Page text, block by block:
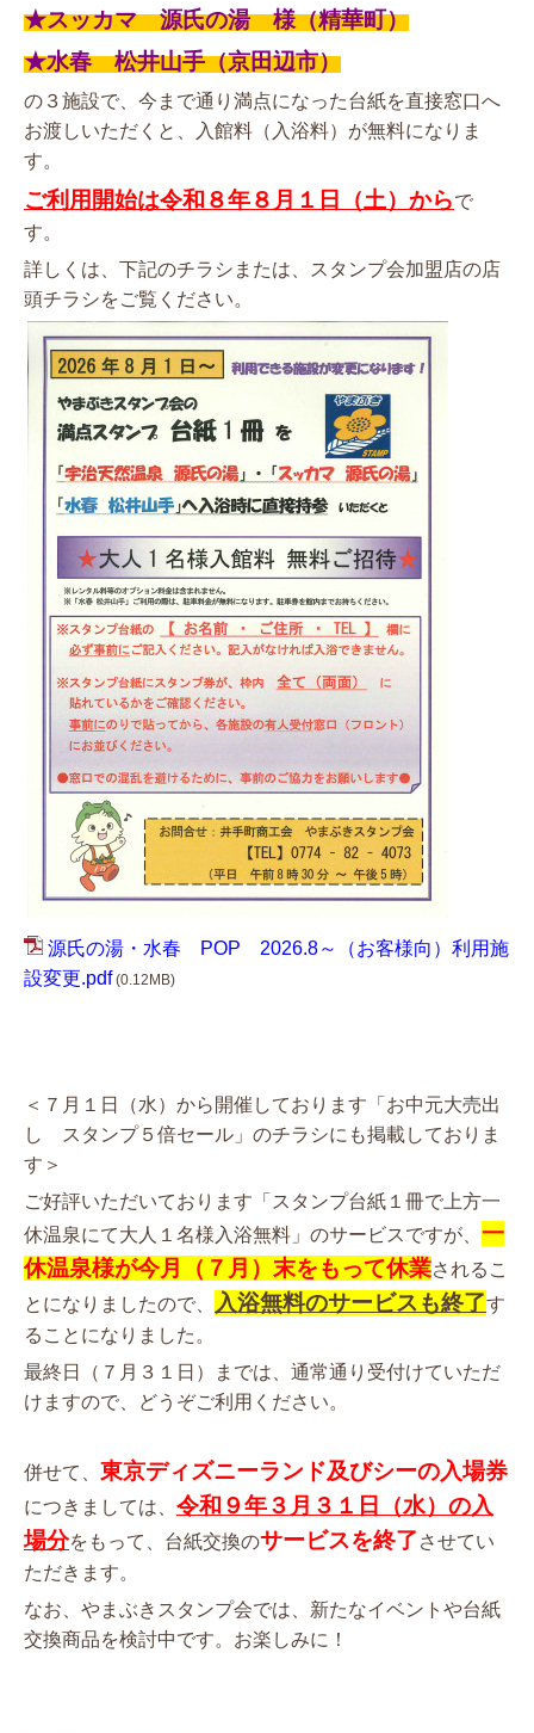
★スッカマ 源氏の湯 様（精華町）
★水春 松井山手（京田辺市）
の３施設で、今まで通り満点になった台紙を直接窓口へ
お渡しいただくと、入館料（入浴料）が無料になりま
す。
ご利用開始は令和８年８月１日（土）からで
す。
詳しくは、下記のチラシまたは、スタンプ会加盟店の店
頭チラシをご覧ください。
源氏の湯・水春 POP 2026.8～（お客様向）利用施
設変更.pdf (0.12MB)
＜７月１日（水）から開催しております「お中元大売出
し スタンプ５倍セール」のチラシにも掲載しておりま
す＞
ご好評いただいております「スタンプ台紙１冊で上方一
休温泉にて大人１名様入浴無料」のサービスですが、 一
休温泉様が今月（７月）末をもって休業されるこ
とになりましたので、
入浴無料のサービスも終了す
ることになりました。
最終日（７月３１日）までは、通常通り受付けていただ
けますので、どうぞご利用ください。
併せて、 東京ディズニーランド及びシーの入場券
につきましては、 令和９年３月３１日（水）の入
場分をもって、台紙交換のサービスを終了 させてい
ただきます。
なお、やまぶきスタンプ会では、新たなイベントや台紙
交換商品を検討中です。お楽しみに！